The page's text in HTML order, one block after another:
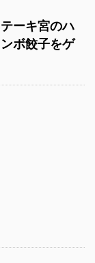
ーキ宮のハ
ボ餃子をゲ